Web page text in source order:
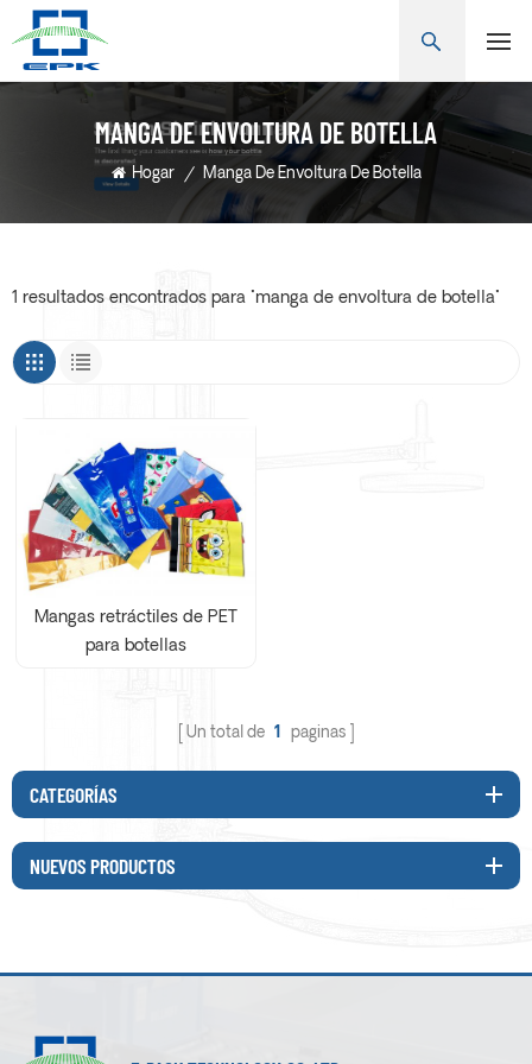
MANGA DE ENVOLTURA DE BOTELLA
Hogar / Manga De Envoltura De Botella
1 resultados encontrados para "manga de envoltura de botella"
Mangas retráctiles de PET
para botellas
Un total de 1 paginas
CATEGORÍAS
NUEVOS PRODUCTOS